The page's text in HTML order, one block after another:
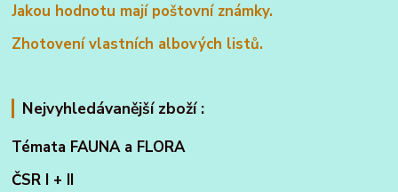
Jakou hodnotu mají poštovní známky.
Zhotovení vlastních albových listů.
Nejvyhledávanější zboží :
Témata FAUNA a FLORA
ČSR I + II